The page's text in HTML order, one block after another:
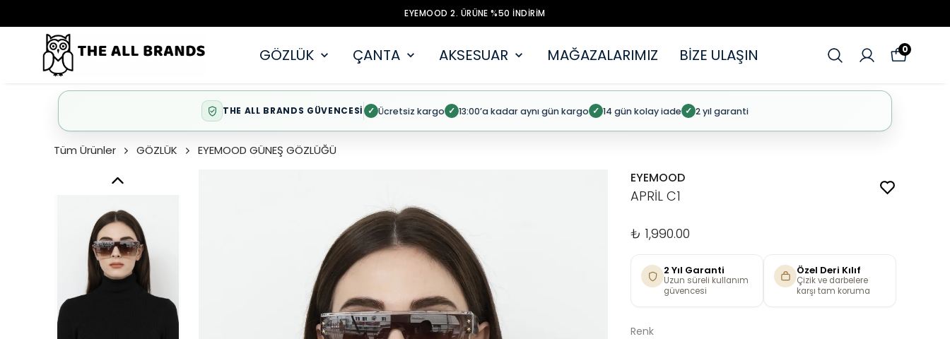
EYEMOOD 2. ÜRÜNE %50 İNDİRİM
GÖZLÜK ÇANTA AKSESUAR MAĞAZALARIMIZ BİZE ULAŞIN 0
THE ALL BRANDS GÜVENCESİ ✓ Ücretsiz kargo ✓ 13:00’a kadar aynı gün kargo ✓ 14 gün kolay iade ✓ 2 yıl garanti
Tüm Ürünler GÖZLÜK EYEMOOD GÜNEŞ GÖZLÜĞÜ
EYEMOOD
APRİL C1
₺ 1,990.00
2 Yıl Garanti
Uzun süreli kullanım
güvencesi
Özel Deri Kılıf
Çizik ve darbelere
karşı tam koruma
Renk